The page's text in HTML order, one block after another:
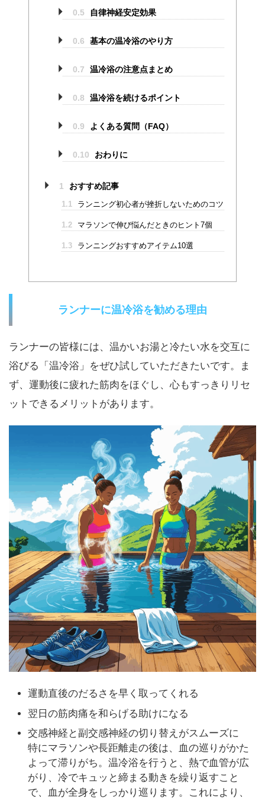
0.5 自律神経安定効果
0.6 基本の温冷浴のやり方
0.7 温冷浴の注意点まとめ
0.8 温冷浴を続けるポイント
0.9 よくある質問（FAQ）
0.10 おわりに
1 おすすめ記事
1.1 ランニング初心者が挫折しないためのコツ
1.2 マラソンで伸び悩んだときのヒント7個
1.3 ランニングおすすめアイテム10選
ランナーに温冷浴を勧める理由
ランナーの皆様には、温かいお湯と冷たい水を交互に
浴びる「温冷浴」をぜひ試していただきたいです。ま
ず、運動後に疲れた筋肉をほぐし、心もすっきりリセ
ットできるメリットがあります。
運動直後のだるさを早く取ってくれる
翌日の筋肉痛を和らげる助けになる
交感神経と副交感神経の切り替えがスムーズに
特にマラソンや長距離走の後は、血の巡りがかた
よって滞りがち。温冷浴を行うと、熱で血管が広
がり、冷でキュッと締まる動きを繰り返すこと
で、血が全身をしっかり巡ります。これにより、